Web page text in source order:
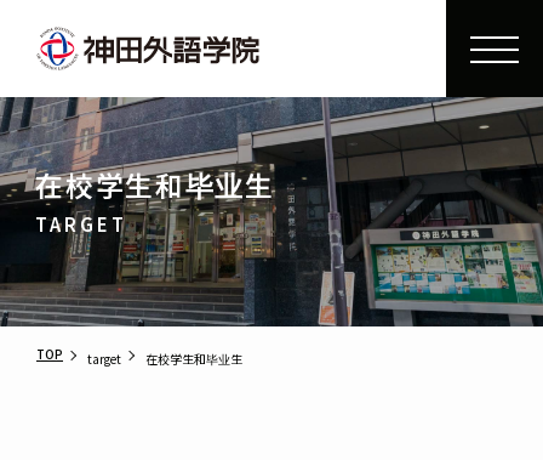
在校学生和毕业生
TARGET
TOP target 在校学生和毕业生